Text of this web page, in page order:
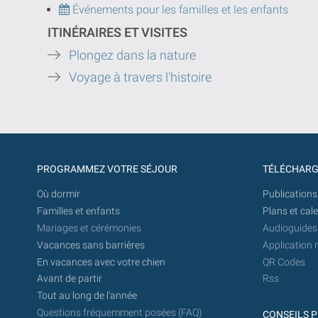
Événements pour les familles et les enfants
ITINÉRAIRES ET VISITES
Plongez dans la nature
Voyage à travers l'histoire
PROGRAMMEZ VOTRE SÉJOUR
Où dormir
Familles et enfants
Mariages et cérémonies
Vacances sans barrières
En vacances avec votre chien
Avant de partir
Tout au long de l'année
Questions fréquemment posées (FAQ)
Publications
Plans et
Audioguides
Application
QR Codes
Rss
CONSEILS